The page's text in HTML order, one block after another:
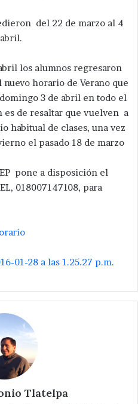
del 22 de marzo al 4
los alumnos regresaron
horario de Verano que
3 de abril en todo el
de resaltar que vuelven a
habitual de clases, una vez
el pasado 18 de marzo
pone a disposición el
018007147108, para
Tlatelpa